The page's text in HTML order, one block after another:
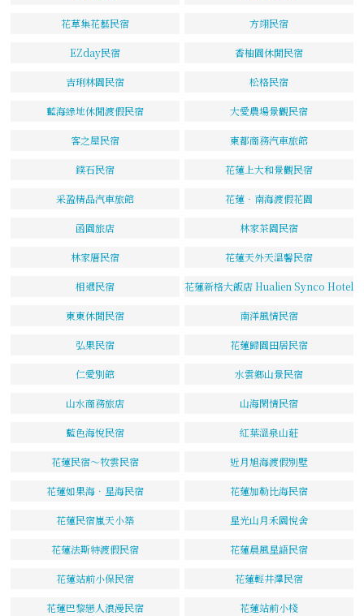
花草集花藝民宿 方翊民宿
EZday民宿 香柚園休閒民宿
吉琍林園民宿 松格民宿
藍海綠地休閒渡假民宿 大愛農場景觀民宿
客之屋民宿 東都商務汽車旅館
鏷石民宿 花蓮上大和景觀民宿
采盈精品汽車旅館 花蓮‧南海渡假花園
函園旅店 林家茶園民宿
林家厝民宿 花蓮天外天溫馨民宿
相遇民宿 花蓮新格大飯店 Hualien Synco Hotel
東東休閒民宿 南洋風情民宿
弘果民宿 花蓮歸園田居民宿
仁愛別館 水雲鄉山景民宿
山水商務旅店 山海閑情民宿
藍色海悅民宿 紅葉溫泉山莊
花蓮民宿～牧雲民宿 近月旭海渡假別墅
花蓮如果海．星海民宿 花蓮加勒比海民宿
花蓮民宿嵐天小築 星光山月禾園悅舍
花蓮法斯特渡假民宿 花蓮晨風星語民宿
花蓮站前小保民宿 花蓮輕井澤民宿
花蓮巴黎戀人浪漫民宿 花蓮站前小棧